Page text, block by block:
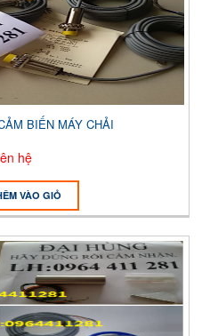
BIẾN MÁY CHẢI
hệ
VÀO GIỎ